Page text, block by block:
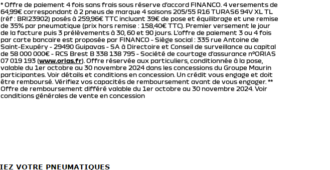
* Offre de paiement 4 fois sans frais sous réserve d’accord FINANCO. 4 versements de
64,99€ correspondant à 2 pneus de marque 4 saisons 205/55 R16 TURAS6 94V XL TL
(réf : BRI23902) posés à 259,96€ TTC incluant 39€ de pose et équilibrage et une remise
de 35% par pneumatique (prix hors remise : 158,40€ TTC). Premier versement le jour
de la facture puis 3 prélèvements à 30, 60 et 90 jours. L’offre de paiement 3 ou 4 fois
par carte bancaire est proposée par FINANCO - Siège social : 335 rue Antoine de
Saint-Exupéry - 29490 Guipavas - SA à Directoire et Conseil de surveillance au capital
de 58 000 000€ - RCS Brest B 338 138 795 - Société de courtage d’assurance n°ORIAS
07 019 193 (www.orias.fr). Offre réservée aux particuliers, conditionnée à la pose,
valable du 1er octobre au 30 novembre 2024 dans les concessions du Groupe Maurin
participantes. Voir détails et conditions en concession. Un crédit vous engage et doit
être remboursé. Vérifiez vos capacités de remboursement avant de vous engager. **
Offre de remboursement différé valable du 1er octobre au 30 novembre 2024. Voir
conditions générales de vente en concession